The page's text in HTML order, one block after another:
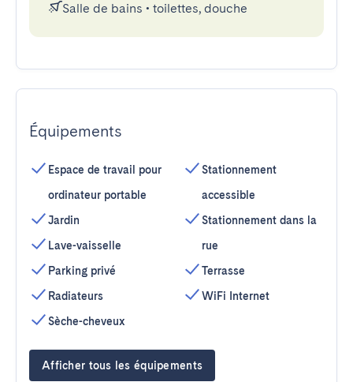
Salle de bains • toilettes, douche
Équipements
Espace de travail pour
ordinateur portable
Jardin
Lave-vaisselle
Parking privé
Radiateurs
Sèche-cheveux
Stationnement
accessible
Stationnement dans la
rue
Terrasse
WiFi Internet
Afficher tous les équipements